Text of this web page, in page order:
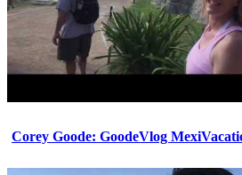
Corey Goode: GoodeVlog